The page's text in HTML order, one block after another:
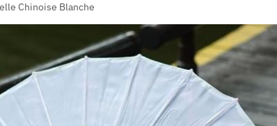
Chinoise Blanche